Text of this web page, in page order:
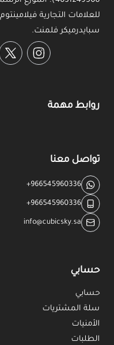
للعلامات التجارية
سبايدرميكر فلمنت.
Instagram
روابط مهمة
تواصل معنا
+966545960336
+966545960336
info@cubicsky.sa
حسابي
حسابي
سلة المشتريات
الأمنيات
الطلبات